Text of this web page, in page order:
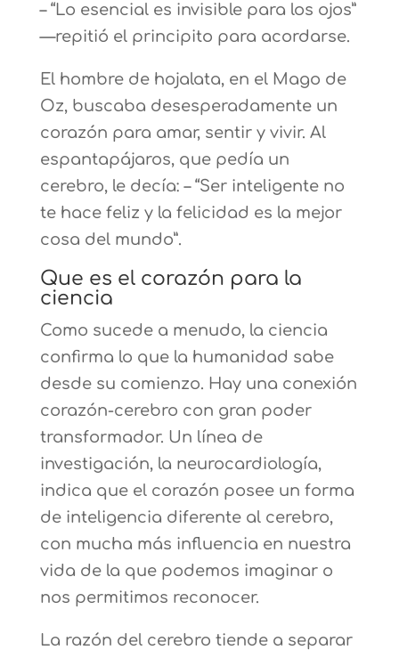
– “Lo esencial es invisible para los ojos”
—repitió el principito para acordarse.
El hombre de hojalata, en el Mago de
Oz, buscaba desesperadamente un
corazón para amar, sentir y vivir. Al
espantapájaros, que pedía un
cerebro, le decía: – “Ser inteligente no
te hace feliz y la felicidad es la mejor
cosa del mundo”.
Que es el corazón para la
ciencia
Como sucede a menudo, la ciencia
confirma lo que la humanidad sabe
desde su comienzo. Hay una conexión
corazón-cerebro con gran poder
transformador. Un línea de
investigación, la neurocardiología,
indica que el corazón posee un forma
de inteligencia diferente al cerebro,
con mucha más influencia en nuestra
vida de la que podemos imaginar o
nos permitimos reconocer.
La razón del cerebro tiende a separar